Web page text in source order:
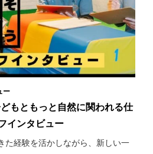
ー
もともっと自然に関われる仕
インタビュー
た経験を活かしながら、新しい一